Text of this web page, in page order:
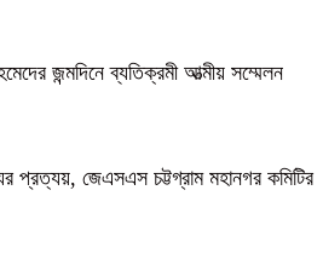
জন্মদিনে ব্যতিক্রমী আত্মীয় সম্মেলন
প্রত্যয়, জেএসএস চট্টগ্রাম মহানগর কমিটির